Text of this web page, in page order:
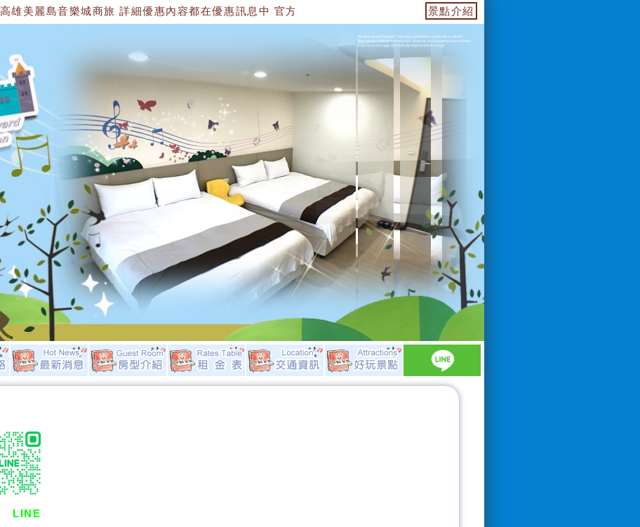
美麗島音樂城商旅 詳細優惠內容都在優惠訊息中 官方網站：https://153474955739.web.fullinn.tw 訂房電話：
景點介紹
LINE